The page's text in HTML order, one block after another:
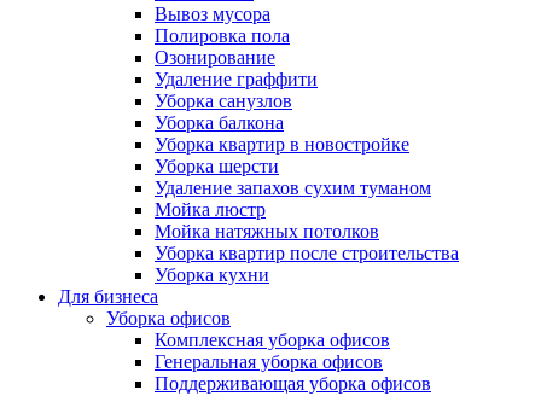
Вывоз мусора
Полировка пола
Озонирование
Удаление граффити
Уборка санузлов
Уборка балкона
Уборка квартир в новостройке
Уборка шерсти
Удаление запахов сухим туманом
Мойка люстр
Мойка натяжных потолков
Уборка квартир после строительства
Уборка кухни
Для бизнеса
Уборка офисов
Комплексная уборка офисов
Генеральная уборка офисов
Поддерживающая уборка офисов